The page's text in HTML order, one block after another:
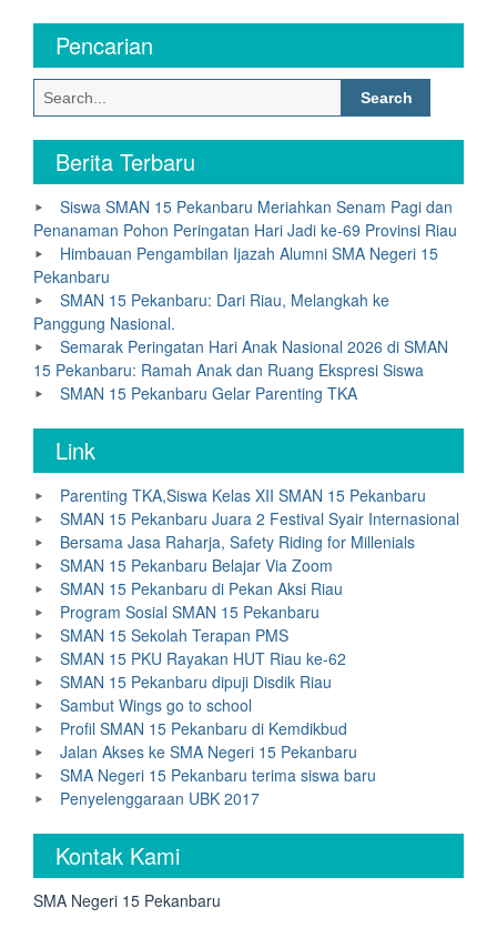
Pencarian
Search
for:
Berita Terbaru
Siswa SMAN 15 Pekanbaru Meriahkan Senam Pagi dan
Penanaman Pohon Peringatan Hari Jadi ke-69 Provinsi Riau
Himbauan Pengambilan Ijazah Alumni SMA Negeri 15
Pekanbaru
SMAN 15 Pekanbaru: Dari Riau, Melangkah ke
Panggung Nasional.
Semarak Peringatan Hari Anak Nasional 2026 di SMAN
15 Pekanbaru: Ramah Anak dan Ruang Ekspresi Siswa
SMAN 15 Pekanbaru Gelar Parenting TKA
Link
Parenting TKA,Siswa Kelas XII SMAN 15 Pekanbaru
SMAN 15 Pekanbaru Juara 2 Festival Syair Internasional
Bersama Jasa Raharja, Safety Riding for Millenials
SMAN 15 Pekanbaru Belajar Via Zoom
SMAN 15 Pekanbaru di Pekan Aksi Riau
Program Sosial SMAN 15 Pekanbaru
SMAN 15 Sekolah Terapan PMS
SMAN 15 PKU Rayakan HUT Riau ke-62
SMAN 15 Pekanbaru dipuji Disdik Riau
Sambut Wings go to school
Profil SMAN 15 Pekanbaru di Kemdikbud
Jalan Akses ke SMA Negeri 15 Pekanbaru
SMA Negeri 15 Pekanbaru terima siswa baru
Penyelenggaraan UBK 2017
Kontak Kami
SMA Negeri 15 Pekanbaru